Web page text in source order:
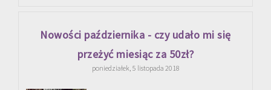
Nowości października - czy udało mi się
przeżyć miesiąc za 50zł?
poniedziałek, 5 listopada 2018